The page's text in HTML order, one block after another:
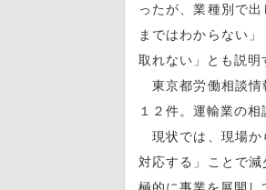
ったが、業種別で
まではわからない
取れない」とも説明
東京都労働相談情
１２件。運輸業の
現状では、現場か
対応する」ことで
極的に事業を展開し